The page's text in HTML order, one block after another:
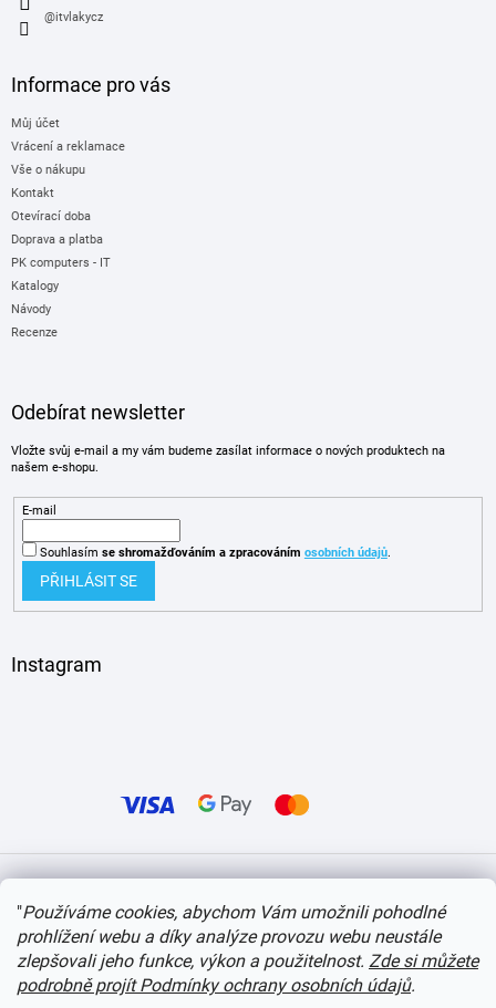
"Používáme cookies, abychom Vám umožnili pohodlné
prohlížení webu a díky analýze provozu webu neustále
zlepšovali jeho funkce, výkon a použitelnost. Zde si můžete
podrobně projít Podmínky ochrany osobních údajů.
@itvlakycz
Informace pro vás
Můj účet
Vrácení a reklamace
Vše o nákupu
Kontakt
Otevírací doba
Doprava a platba
PK computers - IT
Katalogy
Návody
Recenze
Odebírat newsletter
Vložte svůj e-mail a my vám budeme zasílat informace o nových produktech na
našem e-shopu.
E-mail
Souhlasím se shromažďováním a zpracováním osobních údajů.
PŘIHLÁSIT SE
Instagram
Copyright 2026 itvlaky.cz . Všechna práva vyhrazena. Upravit nastavení cookies